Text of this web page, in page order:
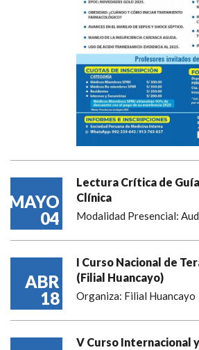
MAYO
04
Lectura Crítica de
Clínica
Modalidad Presencial:
ABR
18
I Curso Nacional de
(Filial Huancayo)
Organiza: Filial Huancayo
V Curso Internacional